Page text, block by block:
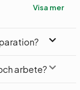
Visa mer
arbete?